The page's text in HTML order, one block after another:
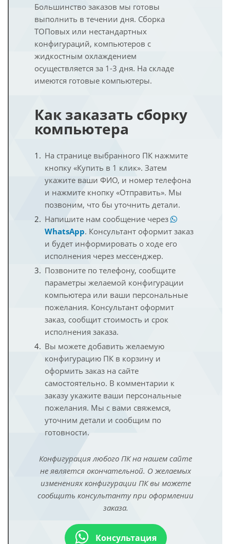
Большинство заказов мы готовы
выполнить в течении дня. Сборка
ТОПовых или нестандартных
конфигураций, компьютеров с
жидкостным охлаждением
осуществляется за 1-3 дня. На складе
имеются готовые компьютеры.
Как заказать сборку
компьютера
На странице выбранного ПК нажмите
кнопку «Купить в 1 клик». Затем
укажите ваши ФИО, и номер телефона
и нажмите кнопку «Отправить». Мы
позвоним, что бы уточнить детали.
Напишите нам сообщение через
WhatsApp. Консультант оформит заказ
и будет информировать о ходе его
исполнения через мессенджер.
Позвоните по телефону, сообщите
параметры желаемой конфигурации
компьютера или ваши персональные
пожелания. Консультант оформит
заказ, сообщит стоимость и срок
исполнения заказа.
Вы можете добавить желаемую
конфигурацию ПК в корзину и
оформить заказ на сайте
самостоятельно. В комментарии к
заказу укажите ваши персональные
пожелания. Мы с вами свяжемся,
уточним детали и сообщим по
готовности.
Конфигурация любого ПК на нашем сайте
не является окончательной. О желаемых
изменениях конфигурации ПК вы можете
сообщить консультанту при оформлении
заказа.
Консультация